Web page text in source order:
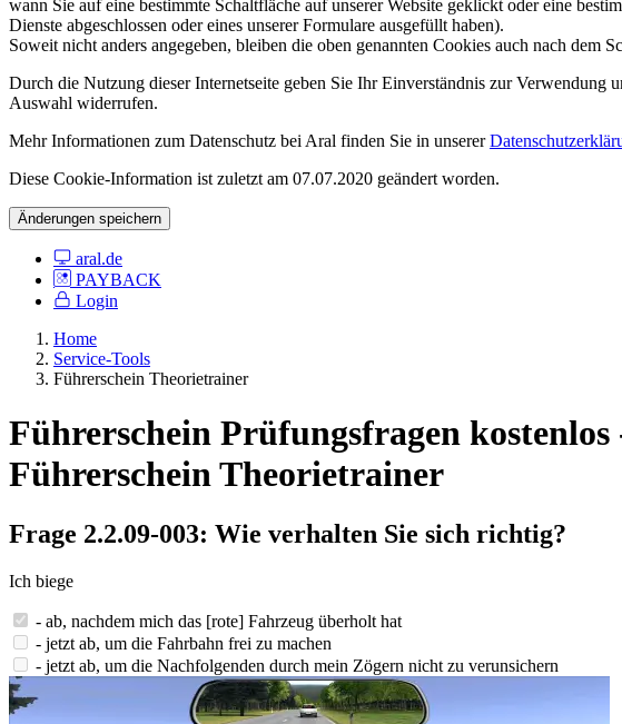
wann Sie auf eine bestimmte Schaltfläche auf unserer Website geklickt oder eine
Dienste abgeschlossen oder eines unserer Formulare ausgefüllt haben).
Soweit nicht anders angegeben, bleiben die oben genannten Cookies auch nach dem
Durch die Nutzung dieser Internetseite geben Sie Ihr Einverständnis zur
Auswahl widerrufen.
Mehr Informationen zum Datenschutz bei Aral finden Sie in unserer
Diese Cookie-Information ist zuletzt am 07.07.2020 geändert worden.
Änderungen speichern
aral.de
PAYBACK
Login
Home
Service-Tools
Führerschein Theorietrainer
Führerschein Prüfungsfragen
Führerschein Theorietrainer
Frage 2.2.09-003: Wie verhalten Sie sich richtig?
Ich biege
- ab, nachdem mich das [rote] Fahrzeug überholt hat
- jetzt ab, um die Fahrbahn frei zu machen
- jetzt ab, um die Nachfolgenden durch mein Zögern nicht zu verunsichern